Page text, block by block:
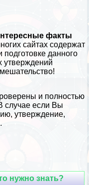
факты
сайтах содержат
данного
утверждений
и полностью
случае если Вы
утверждение,
нужно знать?